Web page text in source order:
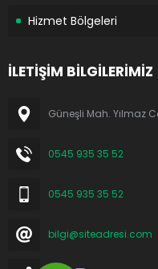
Hizmet Bölgeleri
İLETİŞİM BİLGİLERİMİZ
Güneşli Mah. Yılmaz
0545 935 35 52
0545 935 35 52
bilgi@siteadresi.com